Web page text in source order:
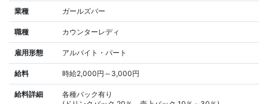
業種 ガールズバー
職種 カウンターレディ
雇用形態 アルバイト・パート
給料 時給2,000円～3,000円
給料詳細
各種バック有り